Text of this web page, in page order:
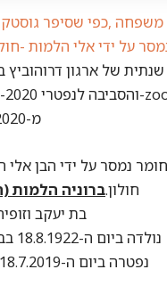
משפחה ,כפי שסיפר
על ידי אלי הלמות -
של ארגון דרוהוביץ
מ-24.12.2020
נמסר על ידי הבן אלי
חולון.ברוניה הלמות
בת יעקב
נולדה ביום ה-18.8.1922 בבוריסלב
נפטרה ביום ה-18.7.2019 בחולון